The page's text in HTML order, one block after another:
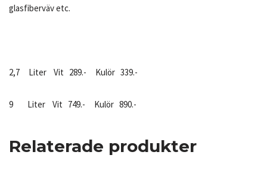
glasfiberväv etc.
2,7 Liter Vit 289.- Kulör 339.-
9 Liter Vit 749.- Kulör 890.-
Relaterade produkter